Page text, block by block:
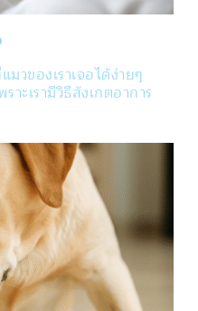
มวของเราเจอได้ง่ายๆ
าะเรามีวิธีสังเกตอาการ